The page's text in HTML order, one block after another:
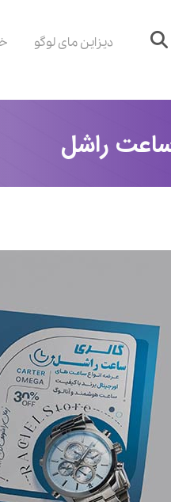
دیزاین مای لوگو
راشل